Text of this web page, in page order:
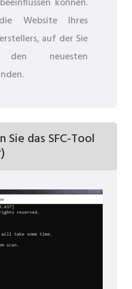
Website Ihres
auf der Sie
neuesten
Sie das SFC-Tool